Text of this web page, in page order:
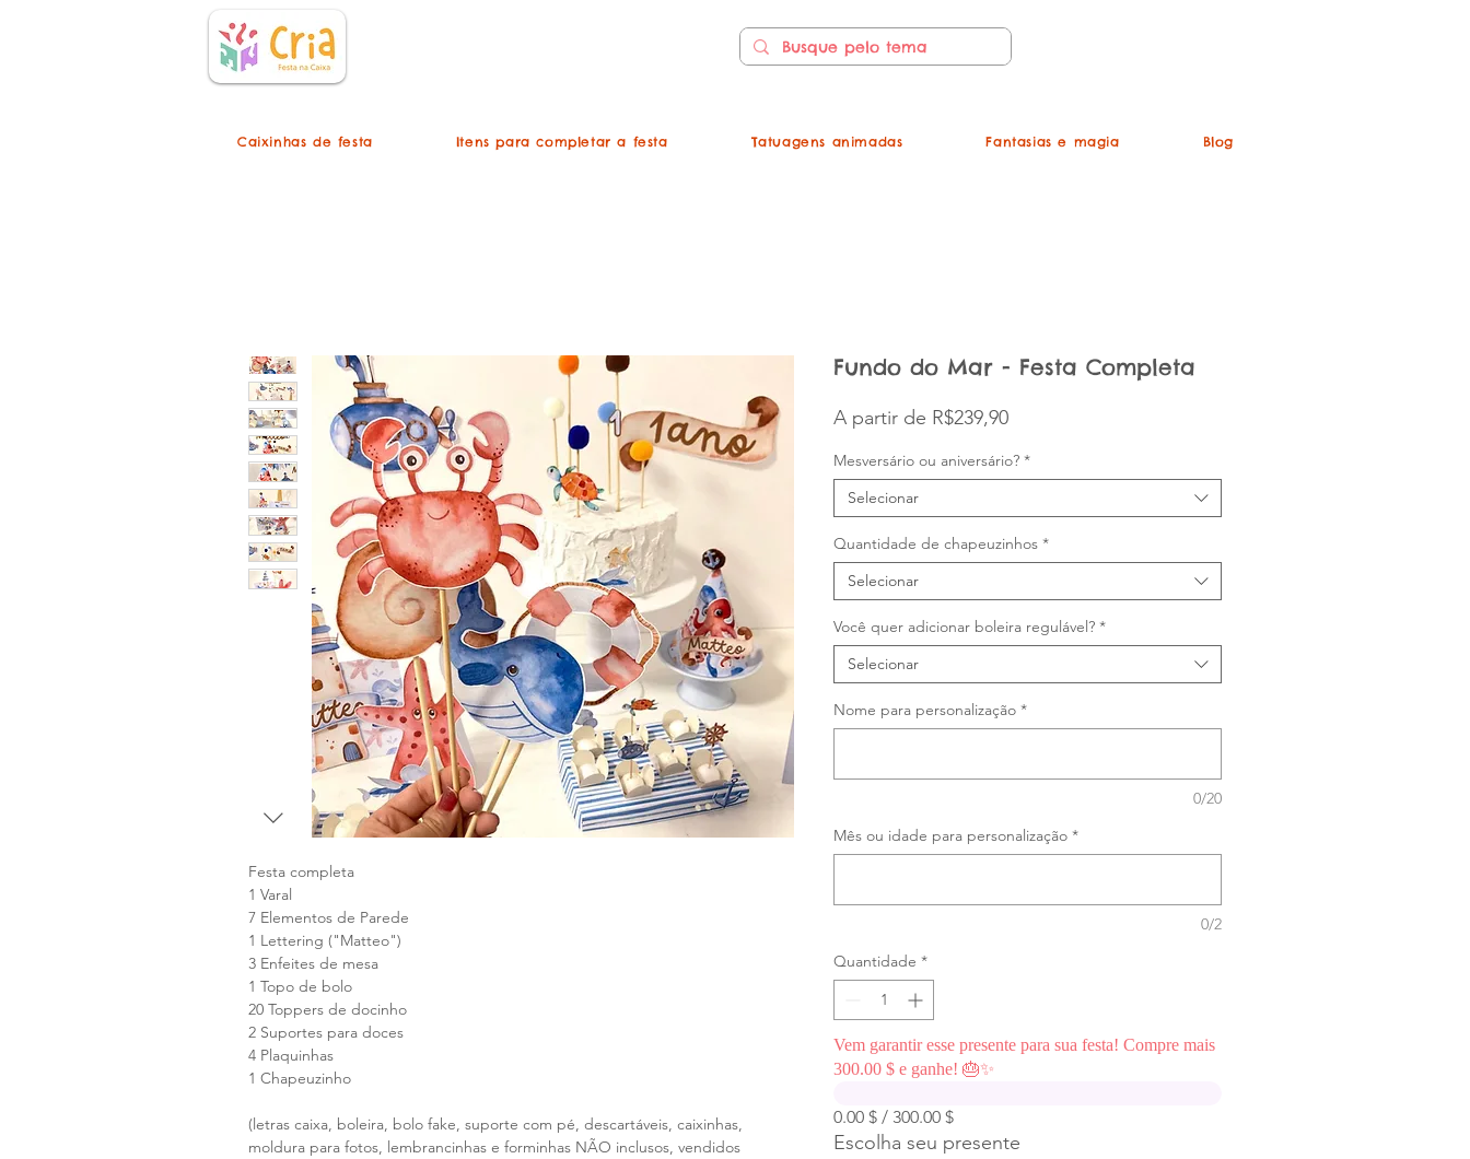
Caixinhas de festa Itens para completar a festa Tatuagens animadas Fantasias e magia Blog
Festa completa
1 Varal
7 Elementos de Parede
1 Lettering ("Matteo")
3 Enfeites de mesa
1 Topo de bolo
20 Toppers de docinho
2 Suportes para doces
4 Plaquinhas
1 Chapeuzinho
(letras caixa, boleira, bolo fake, suporte com pé, descartáveis, caixinhas,
moldura para fotos, lembrancinhas e forminhas NÃO inclusos, vendidos
Fundo do Mar - Festa Completa
A partir de R$239,90Preço promocional
Mesversário ou aniversário? *
Selecionar
Quantidade de chapeuzinhos *
Selecionar
Você quer adicionar boleira regulável? *
Selecionar
Nome para personalização *
0/20
Mês ou idade para personalização *
0/2
Quantidade *
Vem garantir esse presente para sua festa! Compre mais
300.00 $ e ganhe! 🎂✨
0.00 $ / 300.00 $
Escolha seu presente